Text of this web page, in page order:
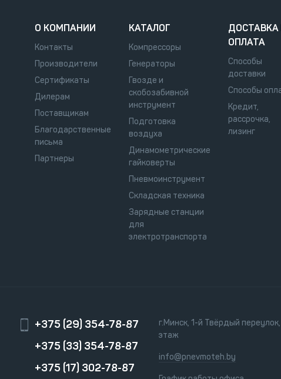
О КОМПАНИИ
Контакты
Производители
Сертификаты
Дилерам
Поставщикам
Благодарственные
письма
Партнеры
КАТАЛОГ
Компрессоры
Генераторы
Гвозде и
скобозабивной
инструмент
Подготовка
воздуха
Динамометрические
гайковерты
Пневмоинструмент
Складская техника
Зарядные станции
для
электротранспорта
ДОСТАВКА
ОПЛАТА
Способы
доставки
Способы
Кредит,
рассрочка,
лизинг
+375 (29) 354-78-87
+375 (33) 354-78-87
+375 (17) 302-78-87
г.Минск, 1-й Твёрдый переулок,
этаж
info@pnevmoteh.by